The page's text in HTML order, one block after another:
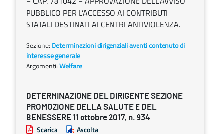
PUBBLICO PER L’ACCESSO AI CONTRIBUTI
STATALI DESTINATI AI CENTRI ANTIVIOLENZA.
Sezione: Determinazioni dirigenziali aventi contenuto di
interesse generale
Argomenti:Welfare
DETERMINAZIONE DEL DIRIGENTE SEZIONE
PROMOZIONE DELLA SALUTE E DEL
BENESSERE 11 ottobre 2017, n. 934
Scarica Ascolta